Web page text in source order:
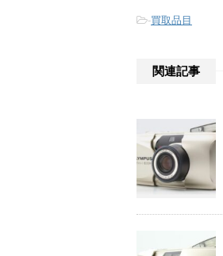
-買取品目
関連記事